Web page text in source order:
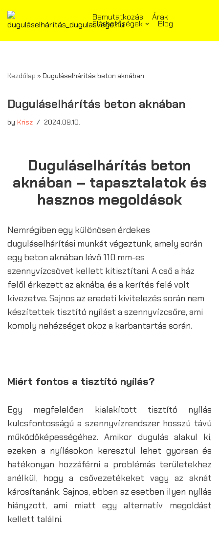
Skip
to
Bemutatkozás Árak
Elérhetőségek Blog
Kezdőlap » Duguláselhárítás beton aknában
Duguláselhárítás beton aknában
by Krisz 2024.09.10.
Duguláselhárítás beton
aknában – tapasztalatok és
hasznos megoldások
Nemrégiben egy különösen érdekes
duguláselhárítási munkát végeztünk, amely során
egy beton aknában lévő 110 mm-es
szennyvízcsövet kellett kitisztítani. A cső a ház
felől érkezett az aknába, és a kerítés felé volt
kivezetve. Sajnos az eredeti kivitelezés során nem
készítettek tisztító nyílást a szennyvízcsőre, ami
komoly nehézséget okoz a karbantartás során.
Miért fontos a tisztító nyílás?
Egy megfelelően kialakított tisztító nyílás
kulcsfontosságú a szennyvízrendszer hosszú távú
működőképességéhez. Amikor dugulás alakul ki,
ezeken a nyílásokon keresztül lehet gyorsan és
hatékonyan hozzáférni a problémás területekhez
anélkül, hogy a csővezetékeket vagy az aknát
károsítanánk. Sajnos, ebben az esetben ilyen nyílás
hiányzott, ami miatt egy alternatív megoldást
kellett találni.